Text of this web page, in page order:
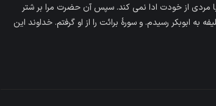
مردى از خودت ادا نمى کند. سپس آن حضرت مرا بر شتر
ابوبکر رسیدم. و سورۀ برائت را از او گرفتم. خداوند این